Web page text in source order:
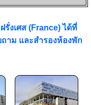
งเศส (France) ได้ที่
ถาม และสำรองห้องพัก